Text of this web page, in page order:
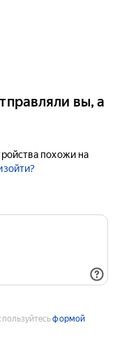
вы, а
похожи на
формой